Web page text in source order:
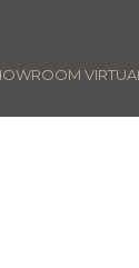
VIRTUAL